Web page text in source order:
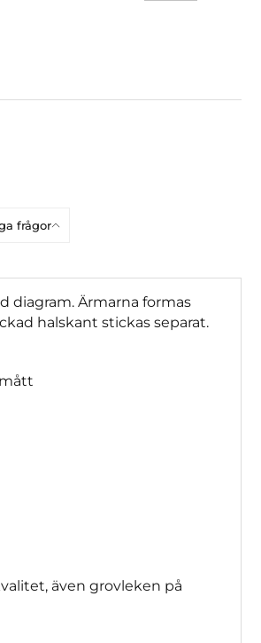
frågor
diagram. Ärmarna formas
halskant stickas separat.
mått
även grovleken på